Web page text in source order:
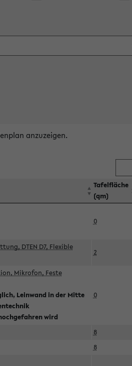
anzuzeigen.
Tafelfläche
(qm)
0
DTEN D7, Flexible
2
Mikrofon, Feste
Leinwand in der Mitte
wird
0
8
8